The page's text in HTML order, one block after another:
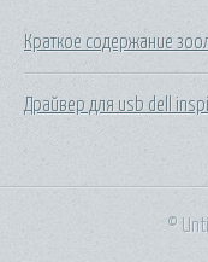
Краткое содержание
Драйвер для usb dell
©